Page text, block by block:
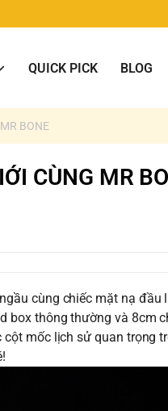
QUICK PICK BLOG
BONE
CÙNG MR
cùng chiếc mặt nạ đầu
thông thường và 8cm
mốc lịch sử quan trọng